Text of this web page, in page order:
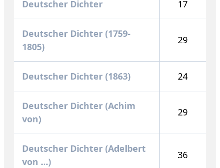
Deutscher Dichter 17
Deutscher Dichter (1759-
1805)
29
Deutscher Dichter (1863) 24
Deutscher Dichter (Achim
von)
29
Deutscher Dichter (Adelbert
von ...)
36